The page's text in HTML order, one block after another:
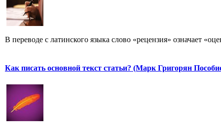
В переводе с латинского языка слово «рецензия» означает
Как писать основной текст статьи? (Марк Григорян